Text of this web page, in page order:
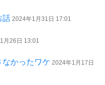
話 2024年1月31日 17:01
月26日 13:01
かったワケ 2024年1月17日